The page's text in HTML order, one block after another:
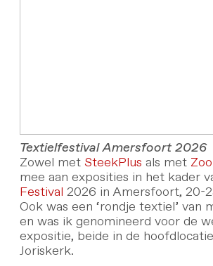
Textielfestival Amersfoort 2026
Zowel met SteekPlus als met
mee aan exposities in het kader
Festival 2026 in Amersfoort, 20-
Ook was een ‘rondje textiel’ van
en was ik genomineerd voor de
expositie, beide in de
Joriskerk.